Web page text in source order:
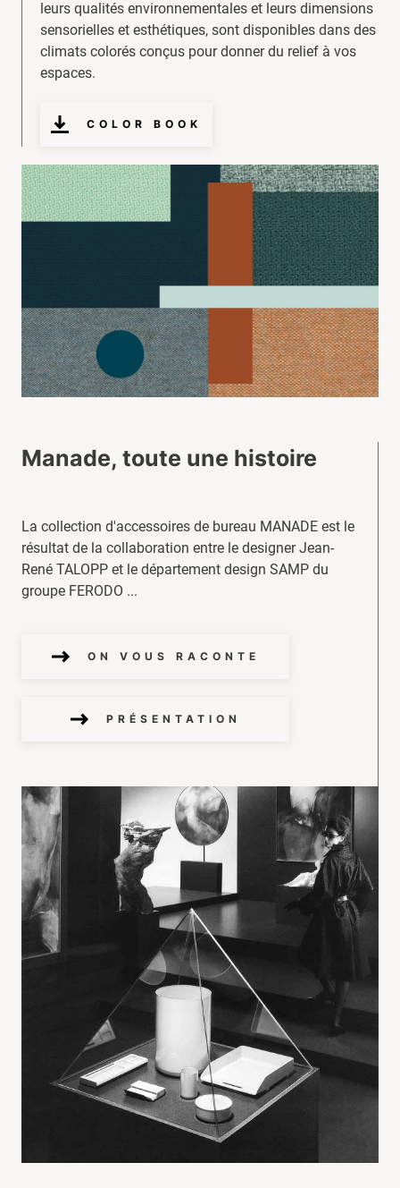
leurs qualités environnementales et leurs dimensions
sensorielles et esthétiques, sont disponibles dans des
climats colorés conçus pour donner du relief à vos
espaces.
COLOR BOOK
Manade, toute une histoire
La collection d'accessoires de bureau MANADE est le
résultat de la collaboration entre le designer Jean-
René TALOPP et le département design SAMP du
groupe FERODO ...
ON VOUS RACONTE
PRÉSENTATION